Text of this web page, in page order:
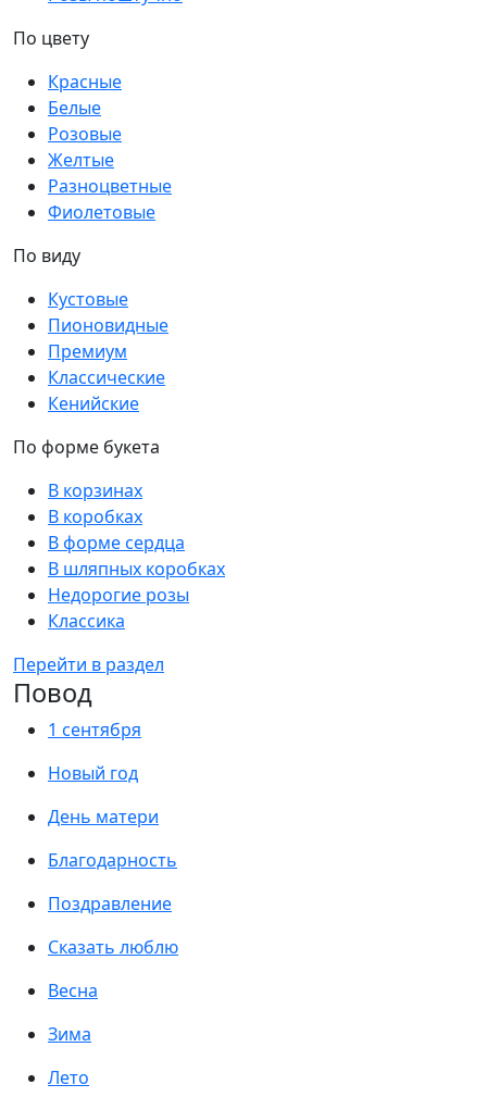
По цвету
Красные
Белые
Розовые
Желтые
Разноцветные
Фиолетовые
По виду
Кустовые
Пионовидные
Премиум
Классические
Кенийские
По форме букета
В корзинах
В коробках
В форме сердца
В шляпных коробках
Недорогие розы
Классика
Перейти в раздел
Повод
1 сентября
Новый год
День матери
Благодарность
Поздравление
Сказать люблю
Весна
Зима
Лето